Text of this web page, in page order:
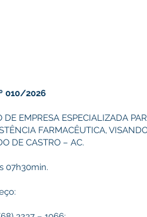
010/2026
DE EMPRESA ESPECIALIZADA
FARMACÊUTICA,
DE CASTRO – AC.
07h30min.